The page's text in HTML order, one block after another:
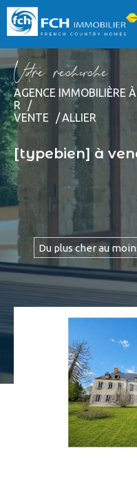
Vore recece
AGENCE IMMOBILIÈRE
R
VENTE
ALLIER
[typebien] à
Du plus cher au
EFFECTUER
et trouver le bien
bien
Type de bien
Localisation
Localisation